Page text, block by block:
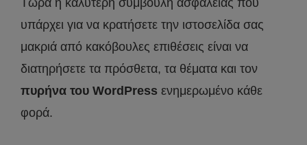
υπάρχει για να κρατήσετε την ιστοσελίδα σας
μακριά από κακόβουλες επιθέσεις είναι να
διατηρήσετε τα πρόσθετα, τα θέματα και τον
πυρήνα του WordPress ενημερωμένο κάθε
φορά.